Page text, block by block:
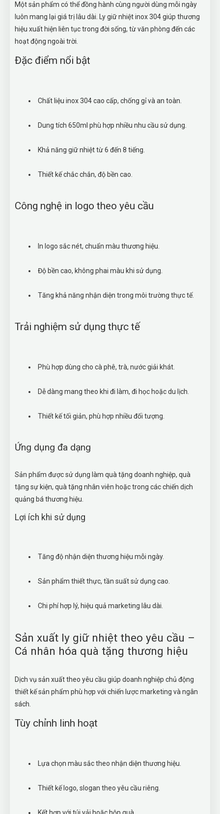
Một sản phẩm có thể đồng hành cùng người dùng mỗi ngày
luôn mang lại giá trị lâu dài. Ly giữ nhiệt inox 304 giúp thương
hiệu xuất hiện liên tục trong đời sống, từ văn phòng đến các
hoạt động ngoài trời.
Đặc điểm nổi bật
Chất liệu inox 304 cao cấp, chống gỉ và an toàn.
Dung tích 650ml phù hợp nhiều nhu cầu sử dụng.
Khả năng giữ nhiệt từ 6 đến 8 tiếng.
Thiết kế chắc chắn, độ bền cao.
Công nghệ in logo theo yêu cầu
In logo sắc nét, chuẩn màu thương hiệu.
Độ bền cao, không phai màu khi sử dụng.
Tăng khả năng nhận diện trong môi trường thực tế.
Trải nghiệm sử dụng thực tế
Phù hợp dùng cho cà phê, trà, nước giải khát.
Dễ dàng mang theo khi đi làm, đi học hoặc du lịch.
Thiết kế tối giản, phù hợp nhiều đối tượng.
Ứng dụng đa dạng
Sản phẩm được sử dụng làm quà tặng doanh nghiệp, quà
tặng sự kiện, quà tặng nhân viên hoặc trong các chiến dịch
quảng bá thương hiệu.
Lợi ích khi sử dụng
Tăng độ nhận diện thương hiệu mỗi ngày.
Sản phẩm thiết thực, tần suất sử dụng cao.
Chi phí hợp lý, hiệu quả marketing lâu dài.
Sản xuất ly giữ nhiệt theo yêu cầu –
Cá nhân hóa quà tặng thương hiệu
Dịch vụ sản xuất theo yêu cầu giúp doanh nghiệp chủ động
thiết kế sản phẩm phù hợp với chiến lược marketing và ngân
sách.
Tùy chỉnh linh hoạt
Lựa chọn màu sắc theo nhận diện thương hiệu.
Thiết kế logo, slogan theo yêu cầu riêng.